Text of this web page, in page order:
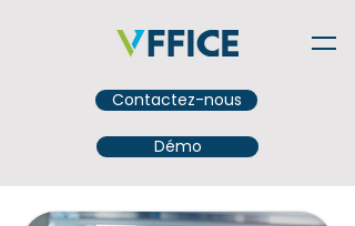
Contactez-nous
Démo